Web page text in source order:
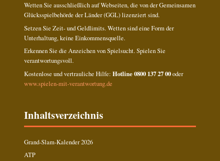
Wetten Sie ausschließlich auf Webseiten, die von der Gemeinsamen
Glücksspielbehörde der Länder (GGL) lizenziert sind.
Setzen Sie Zeit- und Geldlimits. Wetten sind eine Form der
Unterhaltung, keine Einkommensquelle.
Erkennen Sie die Anzeichen von Spielsucht. Spielen Sie
verantwortungsvoll.
Kostenlose und vertrauliche Hilfe: Hotline 0800 137 27 00oder
www.spielen-mit-verantwortung.de
Inhaltsverzeichnis
Grand-Slam-Kalender 2026
ATP